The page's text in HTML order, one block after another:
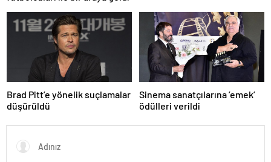
Brad Pitt’e yönelik suçlamalar
düşürüldü
Sinema sanatçılarına ’emek’
ödülleri verildi